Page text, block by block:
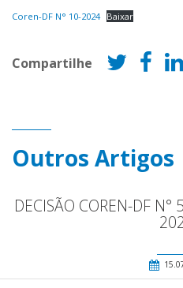
Coren-DF N° 10-2024 Baixar
Compartilhe
Outros Artigos
DECISÃO COREN-DF